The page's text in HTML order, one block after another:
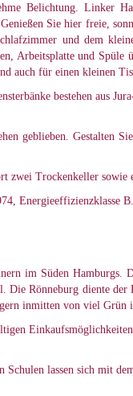
Belichtung. Linker
Sie hier freie,
und dem
Arbeitsplatte und Spüle
auch für einen kleinen
bestehen aus
geblieben. Gestalten
zwei Trockenkeller sowie
Energieeffizienzklasse B.
im Süden Hamburgs.
Die Rönneburg diente
inmitten von viel Grün
lassen sich mit